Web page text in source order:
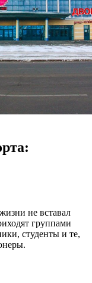
не вставал
группами
студенты и те,